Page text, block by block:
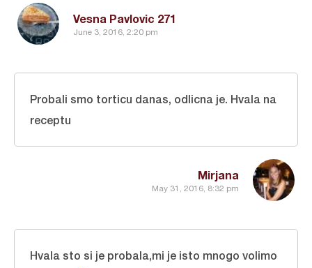
Vesna Pavlovic 271
June 3, 2016, 2:20 pm
Mirjana
May 31, 2016, 8:32 pm
Probali smo torticu danas, odlicna je. Hvala na
receptu
Hvala sto si je probala,mi je isto mnogo volimo